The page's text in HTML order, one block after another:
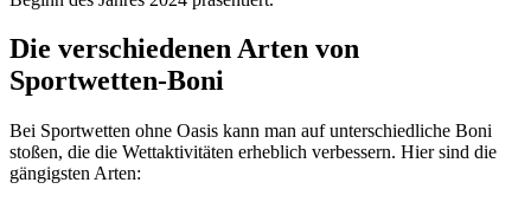
Die verschiedenen Arten von
Sportwetten-Boni
Bei Sportwetten ohne Oasis kann man auf unterschiedliche Boni
stoßen, die die Wettaktivitäten erheblich verbessern. Hier sind die
gängigsten Arten: